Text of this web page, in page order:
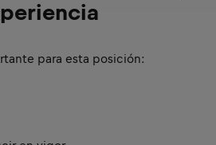
para esta posición: